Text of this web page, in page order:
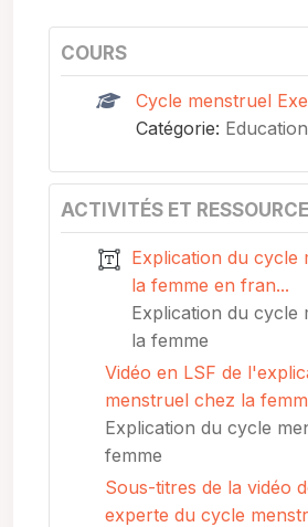
COURS
Cycle menstruel
Catégorie: Education
ACTIVITÉS ET
Explication du cycle
la femme en fran...
Explication du cycle
la femme
Vidéo en LSF de
menstruel chez la
Explication du cycle
femme
Sous-titres de la vidéo
experte du cycle